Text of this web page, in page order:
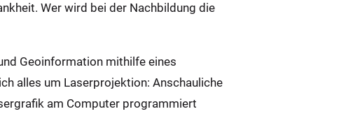
Wer wird bei der Nachbildung die
Geoinformation mithilfe eines
alles um Laserprojektion: Anschauliche
am Computer programmiert